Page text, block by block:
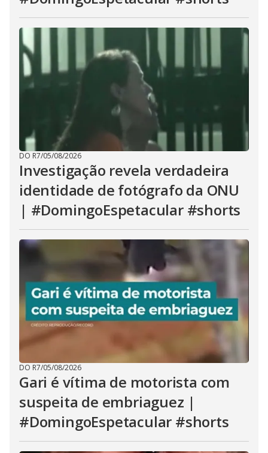
DO R7/05/08/2026
Investigação revela verdadeira
identidade de fotógrafo da ONU
| #DomingoEspetacular #shorts
DO R7/05/08/2026
Gari é vítima de motorista com
suspeita de embriaguez |
#DomingoEspetacular #shorts